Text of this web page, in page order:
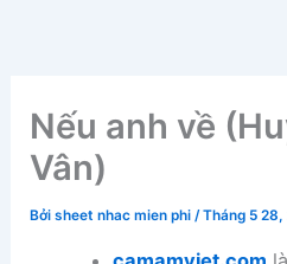
Nếu anh về
Vân)
Bởisheet nhac mien phi/Tháng 5 28,